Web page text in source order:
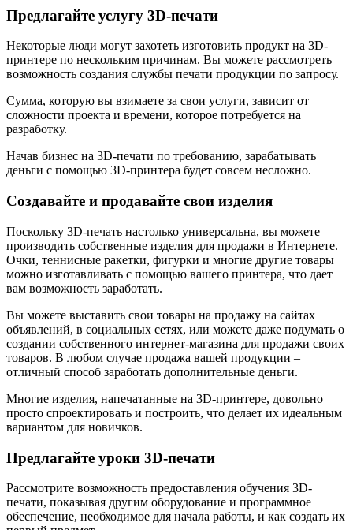
Предлагайте услугу 3D-печати
Некоторые люди могут захотеть изготовить продукт на 3D-
принтере по нескольким причинам. Вы можете рассмотреть
возможность создания службы печати продукции по запросу.
Сумма, которую вы взимаете за свои услуги, зависит от
сложности проекта и времени, которое потребуется на
разработку.
Начав бизнес на 3D-печати по требованию, зарабатывать
деньги с помощью 3D-принтера будет совсем несложно.
Создавайте и продавайте свои изделия
Поскольку 3D-печать настолько универсальна, вы можете
производить собственные изделия для продажи в Интернете.
Очки, теннисные ракетки, фигурки и многие другие товары
можно изготавливать с помощью вашего принтера, что дает
вам возможность заработать.
Вы можете выставить свои товары на продажу на сайтах
объявлений, в социальных сетях, или можете даже подумать о
создании собственного интернет-магазина для продажи своих
товаров. В любом случае продажа вашей продукции –
отличный способ заработать дополнительные деньги.
Многие изделия, напечатанные на 3D-принтере, довольно
просто спроектировать и построить, что делает их идеальным
вариантом для новичков.
Предлагайте уроки 3D-печати
Рассмотрите возможность предоставления обучения 3D-
печати, показывая другим оборудование и программное
обеспечение, необходимое для начала работы, и как создать их